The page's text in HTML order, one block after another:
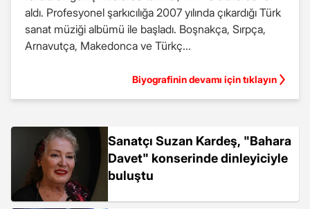
aldı. Profesyonel şarkıcılığa 2007 yılında çıkardığı Türk
sanat müziği albümü ile başladı. Boşnakça, Sırpça,
Arnavutça, Makedonca ve Türkç...
Biyografinin devamı için tıklayın
Sanatçı Suzan Kardeş, "Bahara
Davet" konserinde dinleyiciyle
buluştu